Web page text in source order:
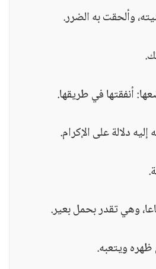
وألحقت به الضرر.
أنفقتها في طريقها.
دلالة على الإكرام.
وهي تقدر بحمل بعير.
ويتعبه.